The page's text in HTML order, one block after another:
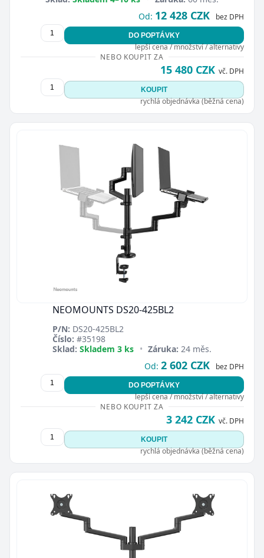
Od: 12 428 CZK bez DPH
DO POPTÁVKY
lepší cena / množství / alternativy
NEBO KOUPIT ZA
15 480 CZK vč. DPH
KOUPIT
rychlá objednávka (běžná cena)
NEOMOUNTS DS20-425BL2
P/N: DS20-425BL2
Číslo: #35198
Sklad: Skladem 3 ks • Záruka: 24 měs.
Od: 2 602 CZK bez DPH
DO POPTÁVKY
lepší cena / množství / alternativy
NEBO KOUPIT ZA
3 242 CZK vč. DPH
KOUPIT
rychlá objednávka (běžná cena)